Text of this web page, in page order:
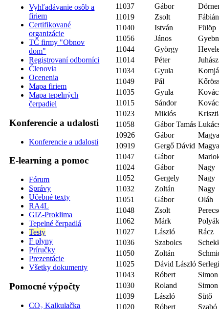
Vyhľadávanie osôb a
firiem
Certifikované
organizácie
TČ firmy "Obnov
dom"
Registrovaní odborníci
Členovia
Ocenenia
Mapa firiem
Mapa tepelných
čerpadiel
Konferencie a udalosti
Konferencie a udalosti
E-learning a pomoc
Fórum
Správy
Učebné texty
RA4L
GIZ-Proklima
Tepelné čerpadlá
Testy
F plyny
Príručky
Prezentácie
Všetky dokumenty
Pomocné výpočty
CO₂ Kalkulačka
11037
Gábor
11019
Zsolt
Fábián
11040
István
Fülöp
11056
János
11044
György
11014
Péter
Juhász
11034
Gyula
11049
Pál
11035
Gyula
11015
Sándor
11023
Miklós
11058
Gábor Tamás
10926
Gábor
10919
Gergő Dávid
11047
Gábor
11024
Gábor
Nagy
11052
Gergely
Nagy
11032
Zoltán
Nagy
11051
Gábor
Oláh
11048
Zsolt
11062
Márk
11027
László
Rácz
11036
Szabolcs
11050
Zoltán
11025
Dávid László
11043
Róbert
Simon
11030
Roland
Simon
11039
László
Sütő
11020
Róbert
Szabó